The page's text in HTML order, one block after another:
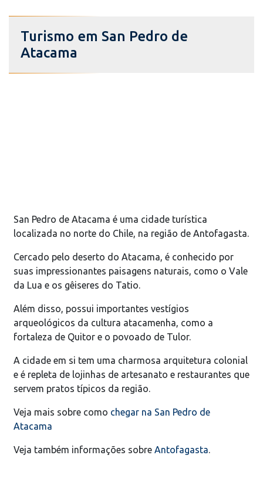
Turismo em San Pedro de
Atacama
San Pedro de Atacama é uma cidade turística
localizada no norte do Chile, na região de Antofagasta.
Cercado pelo deserto do Atacama, é conhecido por
suas impressionantes paisagens naturais, como o Vale
da Lua e os gêiseres do Tatio.
Além disso, possui importantes vestígios
arqueológicos da cultura atacamenha, como a
fortaleza de Quitor e o povoado de Tulor.
A cidade em si tem uma charmosa arquitetura colonial
e é repleta de lojinhas de artesanato e restaurantes que
servem pratos típicos da região.
Veja mais sobre como chegar na San Pedro de
Atacama
Veja também informações sobre Antofagasta.